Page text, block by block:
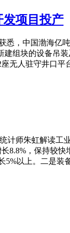
发项目投产
，中国渤海亿
建组块的设
无人驻守井口
师朱虹解读工
，保持较
以上。二是